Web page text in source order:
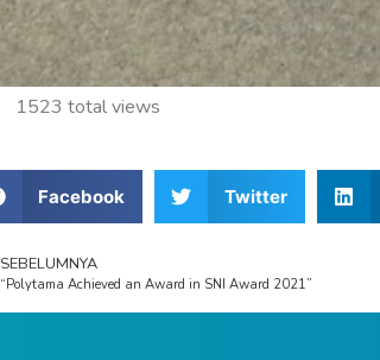
1523 total views
Facebook Twitter
SEBELUMNYA
“Polytama Achieved an Award in SNI Award 2021”